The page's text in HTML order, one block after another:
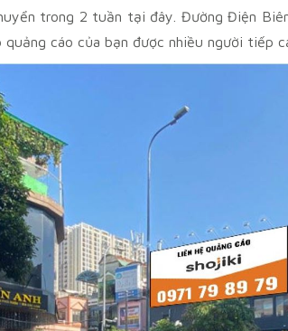
trong 2 tuần tại đây. Đường Điện
cáo của bạn được nhiều người tiếp